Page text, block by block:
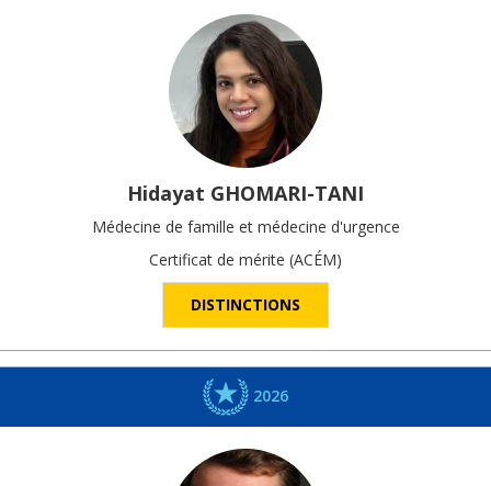
Hidayat GHOMARI-TANI
Médecine de famille et médecine d'urgence
Certificat de mérite (ACÉM)
DISTINCTIONS
2026